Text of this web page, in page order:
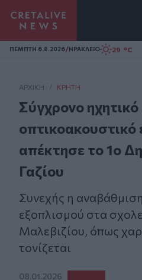
Homepage
ΠΕΜΠΤΗ 6.8.2026/ΗΡΑΚΛΕΙΟ 29 °C
ΑΡΧΙΚΗ / ΚΡΉΤΗ
Σύγχρονο ηχητικό
οπτικοακουστικό
απέκτησε το 1ο
Γαζίου
Συνεχής η
εξοπλισμού στα
Μαλεβιζίου, όπως
τονίζεται
08.01.2026